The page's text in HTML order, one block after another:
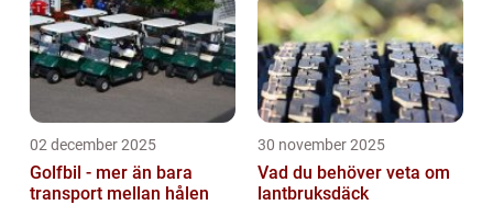
02 december 2025
Golfbil - mer än bara
transport mellan hålen
30 november 2025
Vad du behöver veta om
lantbruksdäck